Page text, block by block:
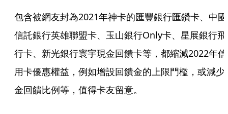
包含被網友封為2021年神卡的匯豐銀行匯鑽卡、中國
信託銀行英雄聯盟卡、玉山銀行Only卡、星展銀行飛
行卡、新光銀行寰宇現金回饋卡等，都縮減2022年信
用卡優惠權益，例如增設回饋金的上限門檻，或減少
金回饋比例等，值得卡友留意。